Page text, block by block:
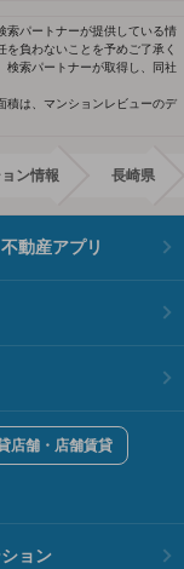
索パートナーが提供している情
負わないことを予めご了承く
検索パートナーが取得し、同社
積は、マンションレビューのデ
ン情報 長崎県
動産アプリ
店舗・店舗賃貸
ョン